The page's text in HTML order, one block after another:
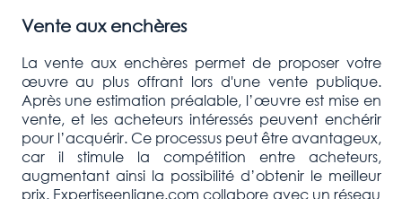
Vente aux enchères
La vente aux enchères permet de proposer votre
œuvre au plus offrant lors d'une vente publique.
Après une estimation préalable, l’œuvre est mise en
vente, et les acheteurs intéressés peuvent enchérir
pour l’acquérir. Ce processus peut être avantageux,
car il stimule la compétition entre acheteurs,
augmentant ainsi la possibilité d’obtenir le meilleur
prix. Expertiseenligne.com collabore avec un réseau